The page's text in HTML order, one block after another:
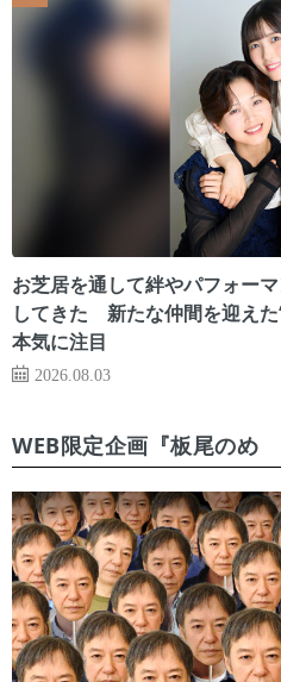
お芝居を通して絆やパフォー
してきた 新たな仲間を迎え
本気に注目
2026.08.03
WEB限定企画『板尾の